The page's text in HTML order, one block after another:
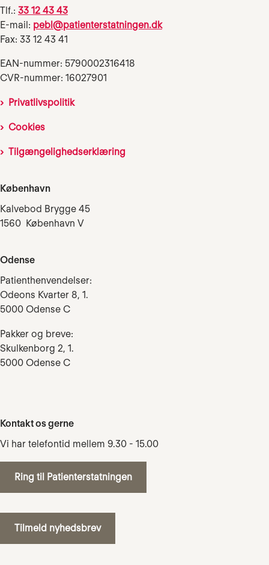
Tlf.: 33 12 43 43
E-mail: pebl@patienterstatningen.dk
Fax: 33 12 43 41
EAN-nummer: 5790002316418
CVR-nummer: 16027901
Privatlivspolitik
Cookies
Tilgængelighedserklæring
København
Kalvebod Brygge 45
1560 København V
Odense
Patienthenvendelser:
Odeons Kvarter 8, 1.
5000 Odense C
Pakker og breve:
Skulkenborg 2, 1.
5000 Odense C
Kontakt os gerne
Vi har telefontid mellem 9.30 - 15.00
Ring til Patienterstatningen
Tilmeld nyhedsbrev